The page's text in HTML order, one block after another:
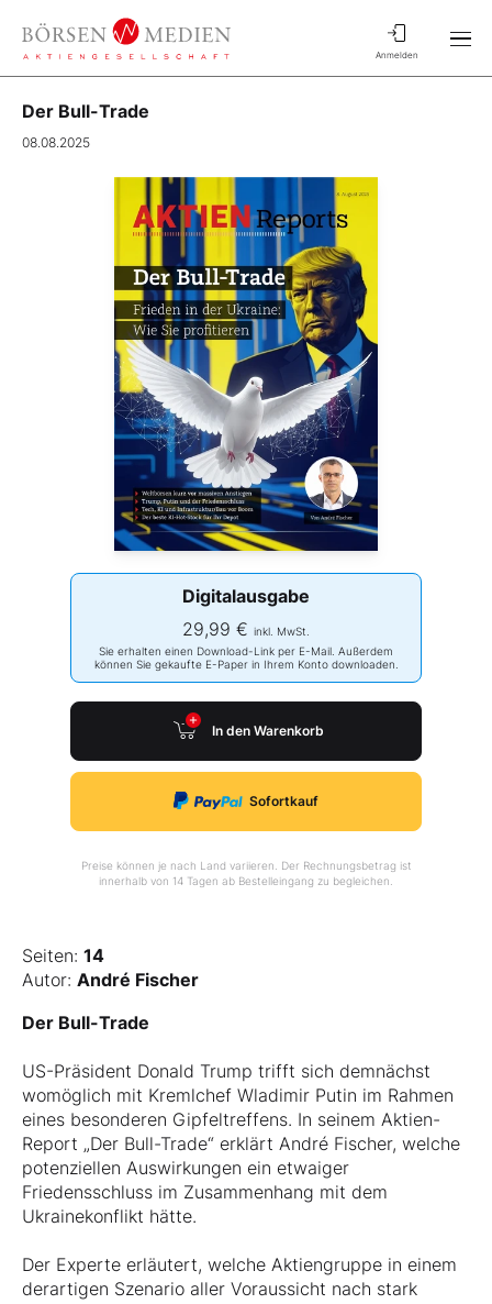
Anmelden
Der Bull-Trade
08.08.2025
Digitalausgabe
29,99 € inkl. MwSt.
Sie erhalten einen Download-Link per E-Mail. Außerdem
können Sie gekaufte E-Paper in Ihrem Konto downloaden.
In den Warenkorb
Sofortkauf
Preise können je nach Land variieren. Der Rechnungsbetrag ist
innerhalb von 14 Tagen ab Bestelleingang zu begleichen.
Seiten: 14
Autor: André Fischer
Der Bull-Trade
US-Präsident Donald Trump trifft sich demnächst
womöglich mit Kremlchef Wladimir Putin im Rahmen
eines besonderen Gipfeltreffens. In seinem Aktien-
Report „Der Bull-Trade“ erklärt André Fischer, welche
potenziellen Auswirkungen ein etwaiger
Friedensschluss im Zusammenhang mit dem
Ukrainekonflikt hätte.
Der Experte erläutert, welche Aktiengruppe in einem
derartigen Szenario aller Voraussicht nach stark